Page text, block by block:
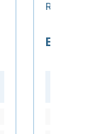
REF.
ENVASE